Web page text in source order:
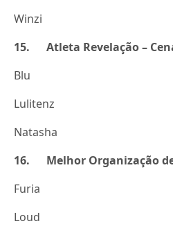
Winzi
15. Atleta Revelação –
Blu
Lulitenz
Natasha
16. Melhor Organização
Furia
Loud